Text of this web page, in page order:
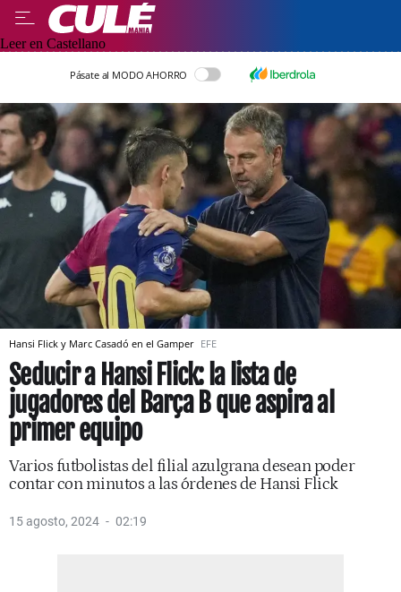
Leer en Castellano
Pásate al MODO AHORRO
Hansi Flick y Marc Casadó en el Gamper EFE
Seducir a Hansi Flick: la lista de
jugadores del Barça B que aspira al
primer equipo
Varios futbolistas del filial azulgrana desean poder
contar con minutos a las órdenes de Hansi Flick
15 agosto, 2024 02:19